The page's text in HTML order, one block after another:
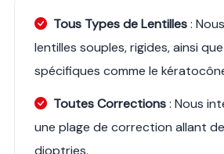
Tous Types de Lentilles:
lentilles souples, rigides, ainsi
spécifiques comme le
Toutes Corrections: Nous
une plage de correction allant